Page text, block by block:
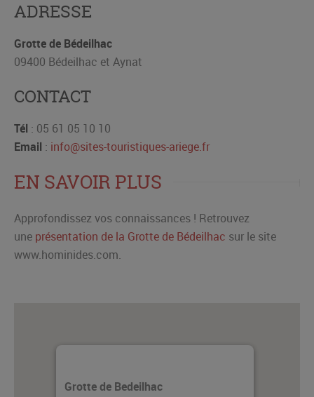
ADRESSE
Grotte de Bédeilhac
09400 Bédeilhac et Aynat
CONTACT
Tél : 05 61 05 10 10
Email : info@sites-touristiques-ariege.fr
EN SAVOIR PLUS
Approfondissez vos connaissances ! Retrouvez
une présentation de la Grotte de Bédeilhac sur le site
www.hominides.com.
Grotte de Bedeilhac